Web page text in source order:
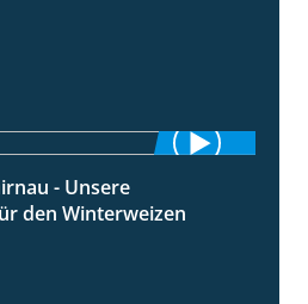
- Unsere
den Winterweizen